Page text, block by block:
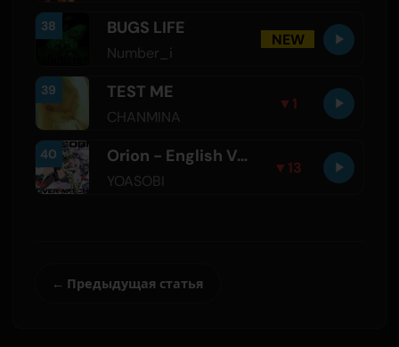
38 BUGS LIFE
Number_i
NEW
39 TEST ME
CHANMINA
▼ 1
40 Orion - English Version
YOASOBI
▼ 13
← Предыдущая статья